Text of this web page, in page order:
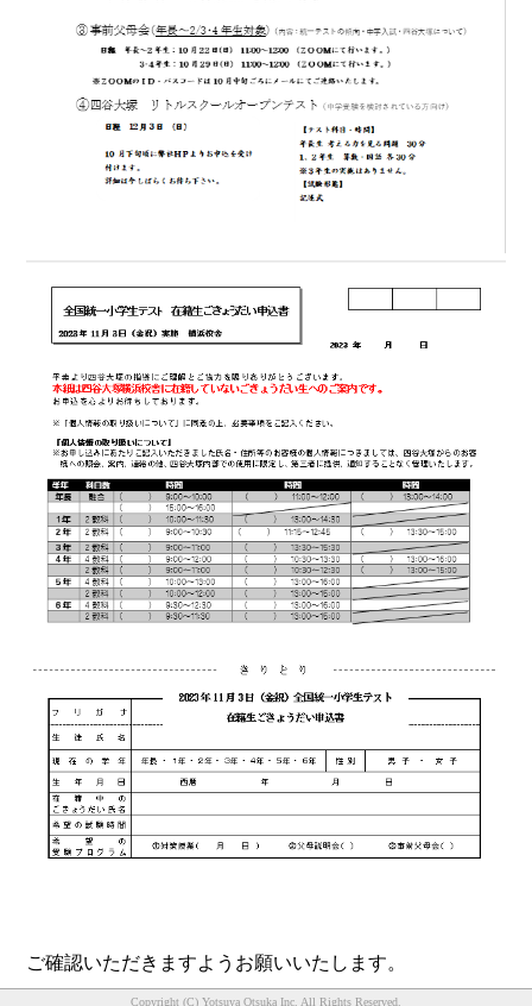
ご確認いただきますようお願いいたします。
Copyright (C) Yotsuya Otsuka Inc. All Rights Reserved.